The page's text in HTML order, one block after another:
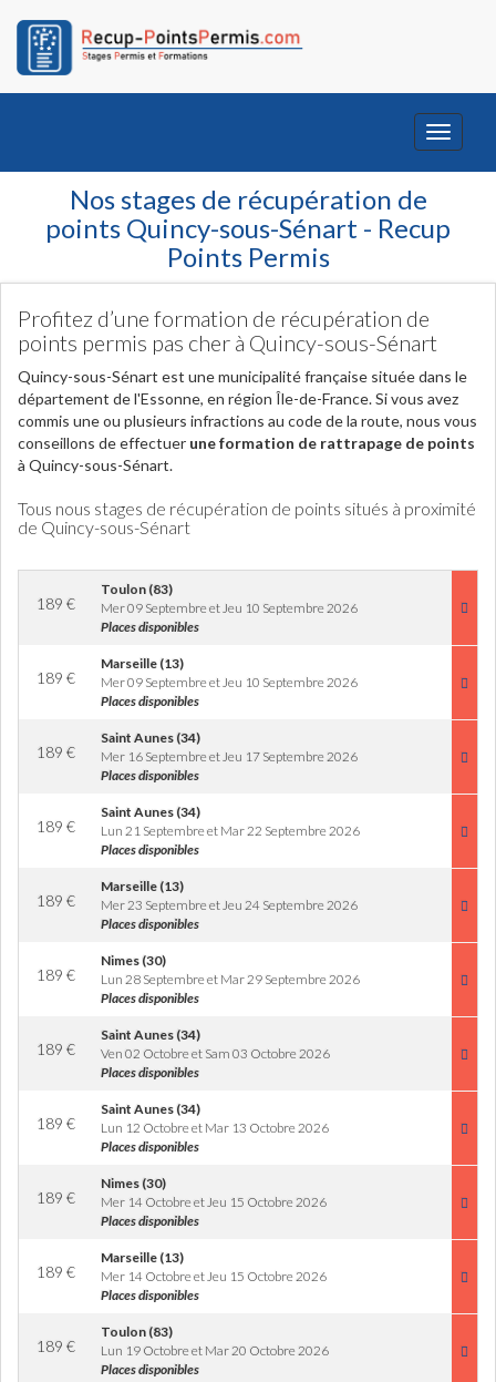
Toggle
Nos stages de récupération de
points Quincy-sous-Sénart - Recup
Points Permis
Profitez d’une formation de récupération de
points permis pas cher à Quincy-sous-Sénart
Quincy-sous-Sénart est une municipalité française située dans le
département de l'Essonne, en région Île-de-France. Si vous avez
commis une ou plusieurs infractions au code de la route, nous vous
conseillons de effectuer une formation de rattrapage de points
à Quincy-sous-Sénart.
Tous nous stages de récupération de points situés à proximité
de Quincy-sous-Sénart
189 €
Toulon (83)
Mer 09 Septembre et Jeu 10 Septembre 2026
Places disponibles
189 €
Marseille (13)
Mer 09 Septembre et Jeu 10 Septembre 2026
Places disponibles
189 €
Saint Aunes (34)
Mer 16 Septembre et Jeu 17 Septembre 2026
Places disponibles
189 €
Saint Aunes (34)
Lun 21 Septembre et Mar 22 Septembre 2026
Places disponibles
189 €
Marseille (13)
Mer 23 Septembre et Jeu 24 Septembre 2026
Places disponibles
189 €
Nimes (30)
Lun 28 Septembre et Mar 29 Septembre 2026
Places disponibles
189 €
Saint Aunes (34)
Ven 02 Octobre et Sam 03 Octobre 2026
Places disponibles
189 €
Saint Aunes (34)
Lun 12 Octobre et Mar 13 Octobre 2026
Places disponibles
189 €
Nimes (30)
Mer 14 Octobre et Jeu 15 Octobre 2026
Places disponibles
189 €
Marseille (13)
Mer 14 Octobre et Jeu 15 Octobre 2026
Places disponibles
189 €
Toulon (83)
Lun 19 Octobre et Mar 20 Octobre 2026
Places disponibles